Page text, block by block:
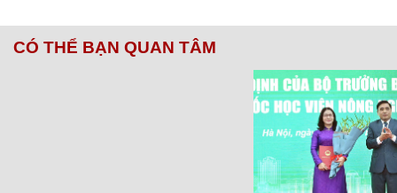
CÓ THỂ BẠN QUAN TÂM